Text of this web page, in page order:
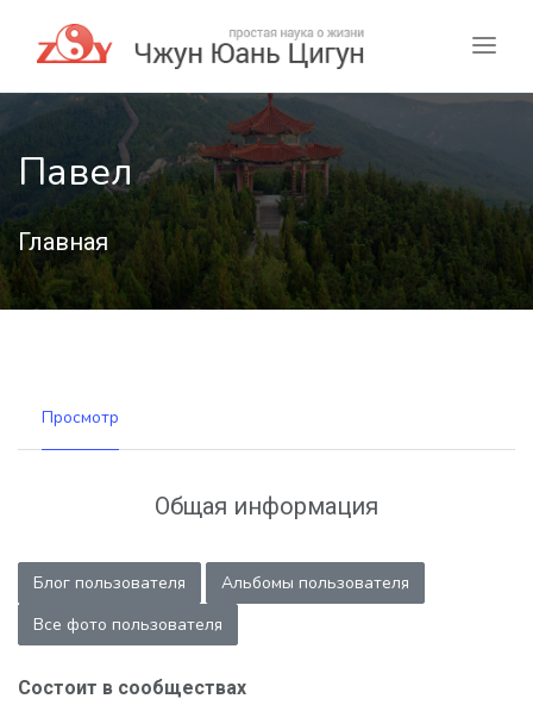
Павел
Главная
Просмотр
Общая информация
Блог пользователя
Альбомы пользователя
Все фото пользователя
Состоит в сообществах